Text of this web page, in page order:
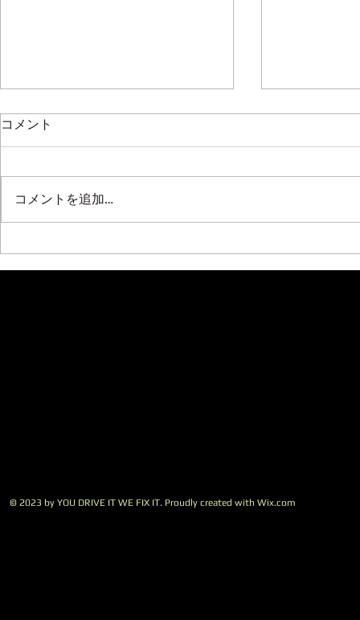
新年明けましておめでとうご
しまいましたね！！ ほんと年々
早くなっていく気がします 本年
SRL311 F20C
コメント
コメントを追加…
© 2023 by YOU DRIVE IT WE FIX IT.​ Proudly created with Wix.com